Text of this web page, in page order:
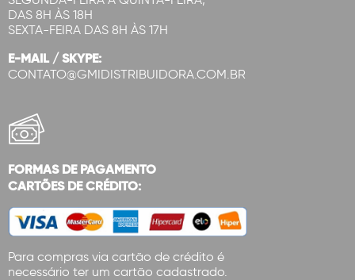
DAS 8H ÀS 18H
SEXTA-FEIRA DAS 8H ÀS 17H
E-MAIL / SKYPE:
CONTATO@GMIDISTRIBUIDORA.COM.BR
FORMAS DE PAGAMENTO
CARTÕES DE CRÉDITO:
Para compras via cartão de crédito é
necessário ter um cartão cadastrado.